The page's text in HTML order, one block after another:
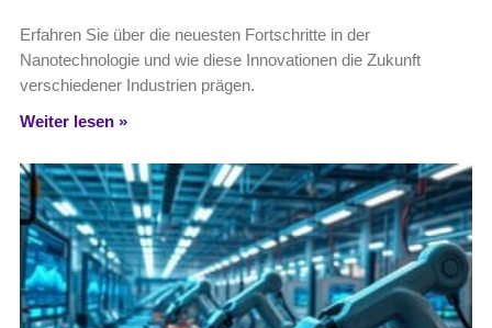
Erfahren Sie über die neuesten Fortschritte in der
Nanotechnologie und wie diese Innovationen die Zukunft
verschiedener Industrien prägen.
Weiter lesen »